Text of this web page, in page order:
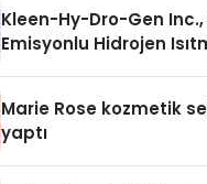
Kleen-Hy-Dro-Gen Inc.,
Emisyonlu Hidrojen
Marie Rose kozmetik
yaptı